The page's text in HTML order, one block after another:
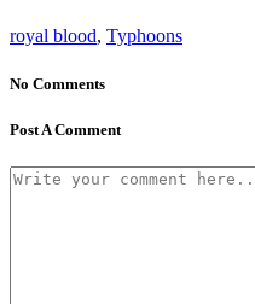
royal blood, Typhoons
No Comments
Post A Comment